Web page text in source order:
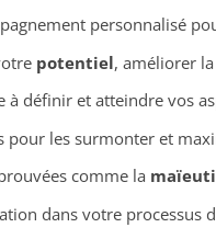
personnalisé
potentiel, améliorer la
à définir et atteindre vos
pour les surmonter et
comme la
dans votre processus